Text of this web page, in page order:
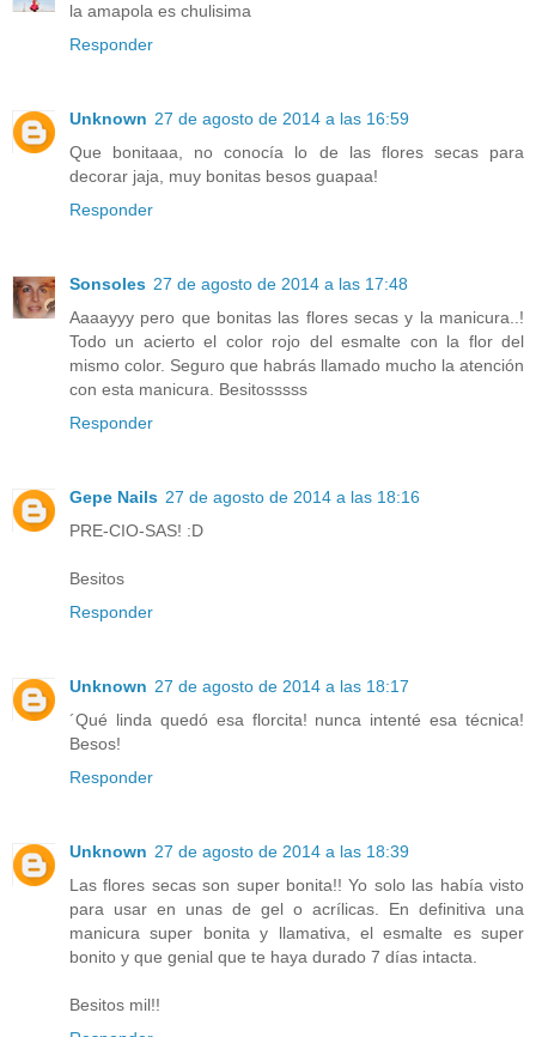
la amapola es chulisima
Responder
Unknown 27 de agosto de 2014 a las 16:59
Que bonitaaa, no conocía lo de las flores secas para
decorar jaja, muy bonitas besos guapaa!
Responder
Sonsoles 27 de agosto de 2014 a las 17:48
Aaaayyy pero que bonitas las flores secas y la manicura..!
Todo un acierto el color rojo del esmalte con la flor del
mismo color. Seguro que habrás llamado mucho la atención
con esta manicura. Besitosssss
Responder
Gepe Nails 27 de agosto de 2014 a las 18:16
PRE-CIO-SAS! :D
Besitos
Responder
Unknown 27 de agosto de 2014 a las 18:17
´Qué linda quedó esa florcita! nunca intenté esa técnica!
Besos!
Responder
Unknown 27 de agosto de 2014 a las 18:39
Las flores secas son super bonita!! Yo solo las había visto
para usar en unas de gel o acrílicas. En definitiva una
manicura super bonita y llamativa, el esmalte es super
bonito y que genial que te haya durado 7 días intacta.
Besitos mil!!